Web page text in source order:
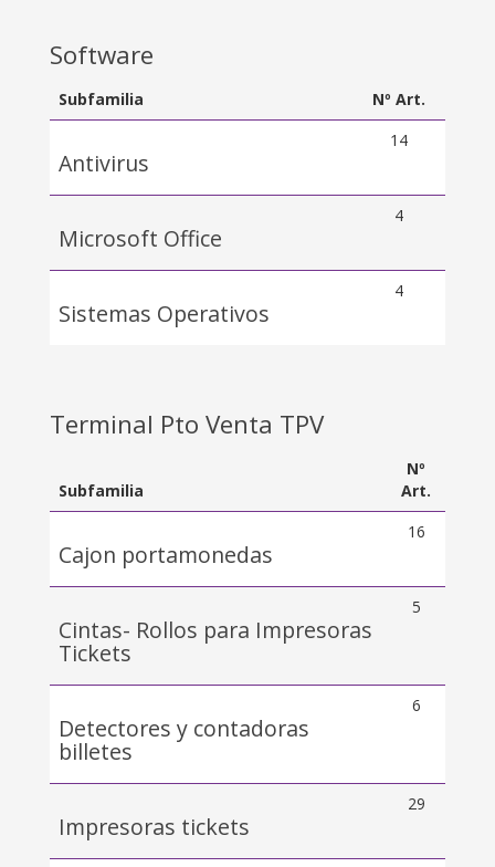
Software
Subfamilia Nº Art.
Antivirus
14
Microsoft Office
4
Sistemas Operativos
4
Terminal Pto Venta TPV
Subfamilia
Nº
Art.
Cajon portamonedas
16
Cintas- Rollos para Impresoras
Tickets
5
Detectores y contadoras
billetes
6
Impresoras tickets
29